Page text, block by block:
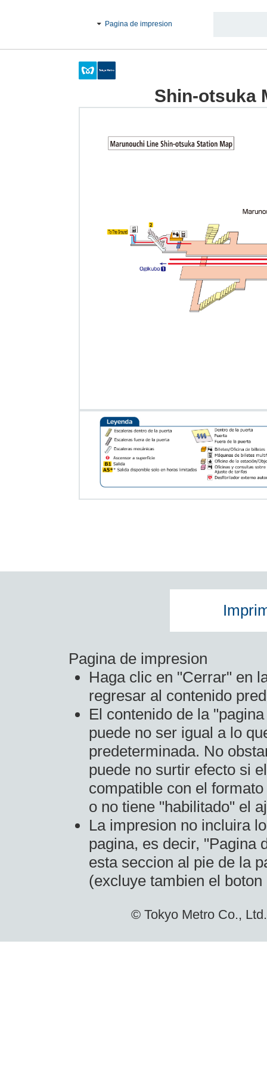
Pagina de impresion
Shin-otsuka
Pagina de impresion
Haga clic en "Cerrar" en
regresar al contenido
El contenido de la
puede no ser igual a lo
predeterminada. No
puede no surtir efecto si
compatible con el
o no tiene "habilitado" el
La impresion no incluira
pagina, es decir, "Pagina
esta seccion al pie de la
(excluye tambien el
© Tokyo Metro Co.,